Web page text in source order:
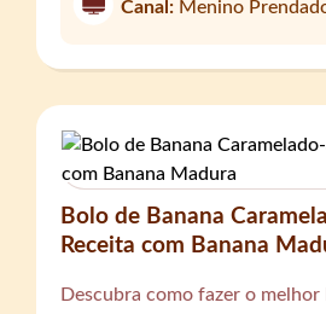
Canal: Menino
Bolo de Banana
Receita com Banana
Descubra como fazer o melhor